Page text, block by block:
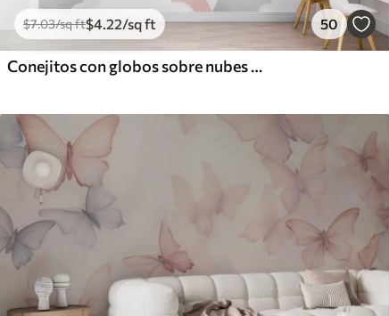
$7.03/sq ft$4 .22/sq ft 50
Conejitos con globos sobre nubes entre picos montañosos